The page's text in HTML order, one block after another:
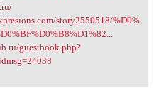
story2550518/%D0%
guestbook.php?